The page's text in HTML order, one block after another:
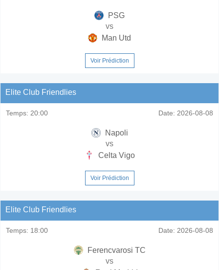
PSG
vs
Man Utd
Voir Prédiction
Elite Club Friendlies
Temps: 20:00 Date: 2026-08-08
Napoli
vs
Celta Vigo
Voir Prédiction
Elite Club Friendlies
Temps: 18:00 Date: 2026-08-08
Ferencvarosi TC
vs